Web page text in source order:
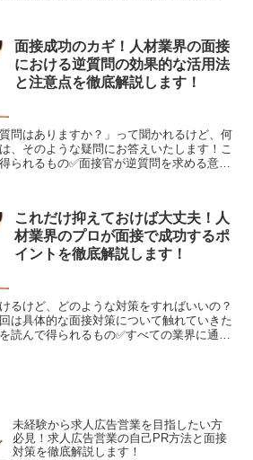
面接成功のカギ！人材業界の面接
における逆質問の効果的な活用法
と注意点を徹底解説します！
問はありますか？」って聞かれるけど、何
、そのような疑問にお答えいたします！こ
られるもの✅面接官が逆質問を求める意図
これだけ抑えておけば大丈夫！人
材業界のプロが面接で成功するポ
イントを徹底解説します！
るけど、どのような対策をすればいいの？
は具体的な面接対策について触れていきた
読んで得られるもの✅すべての業界に通じ
未経験から求人広告営業を目指したい方
必見！求人広告営業の自己PR方法と面接
対策を徹底解説します！